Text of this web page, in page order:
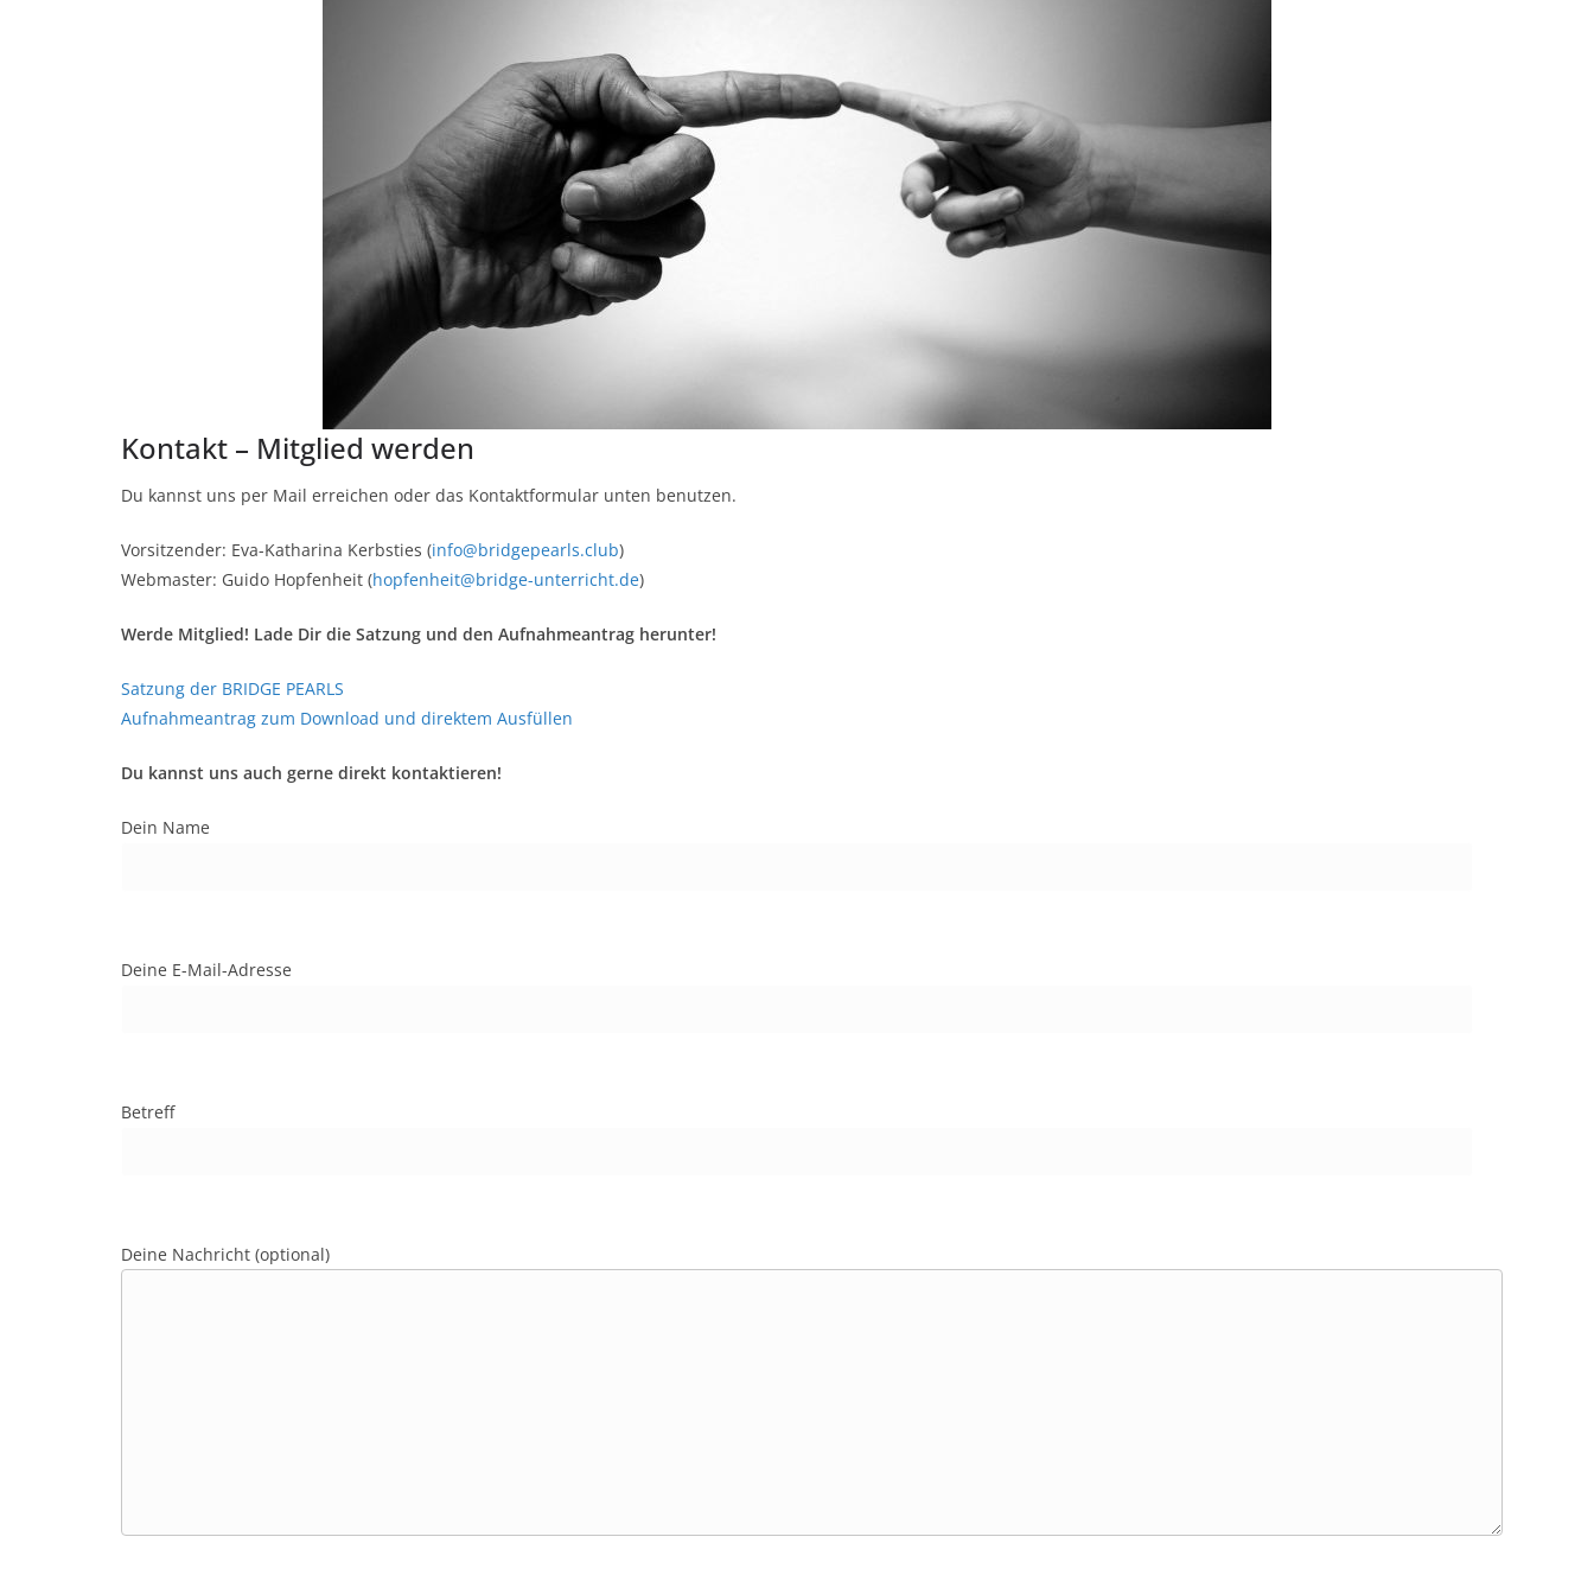
Kontakt – Mitglied werden
Du kannst uns per Mail erreichen oder das Kontaktformular unten benutzen.
Vorsitzender: Eva-Katharina Kerbsties (info@bridgepearls.club)
Webmaster: Guido Hopfenheit (hopfenheit@bridge-unterricht.de)
Werde Mitglied! Lade Dir die Satzung und den Aufnahmeantrag herunter!
Satzung der BRIDGE PEARLS
Aufnahmeantrag zum Download und direktem Ausfüllen
Du kannst uns auch gerne direkt kontaktieren!
Dein Name
Deine E-Mail-Adresse
Betreff
Deine Nachricht (optional)